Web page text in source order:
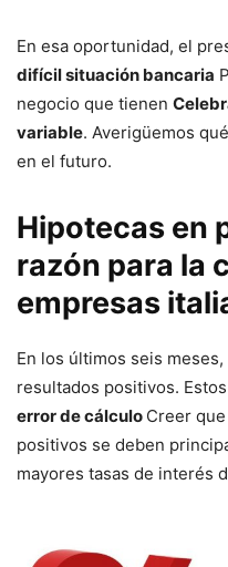
En esa oportunidad, el
difícil situación bancaria
negocio que tienen
variable. Averigüemos
en el futuro.
Hipotecas en
razón para la
empresas
En los últimos seis
resultados positivos.
error de cálculo Creer
positivos se deben
mayores tasas de interés